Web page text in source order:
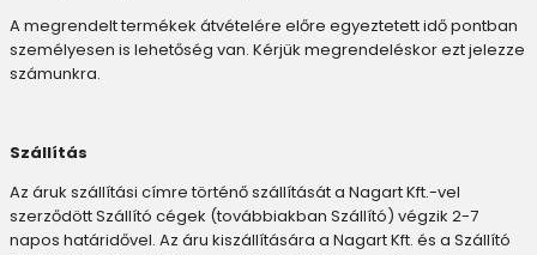
A megrendelt termékek átvételére előre egyeztetett idő pontban
személyesen is lehetőség van. Kérjük megrendeléskor ezt jelezze
számunkra.
Szállítás
Az áruk szállítási címre történő szállítását a Nagart Kft.-vel
szerződött Szállító cégek (továbbiakban Szállító) végzik 2-7
napos határidővel. Az áru kiszállítására a Nagart Kft. és a Szállító